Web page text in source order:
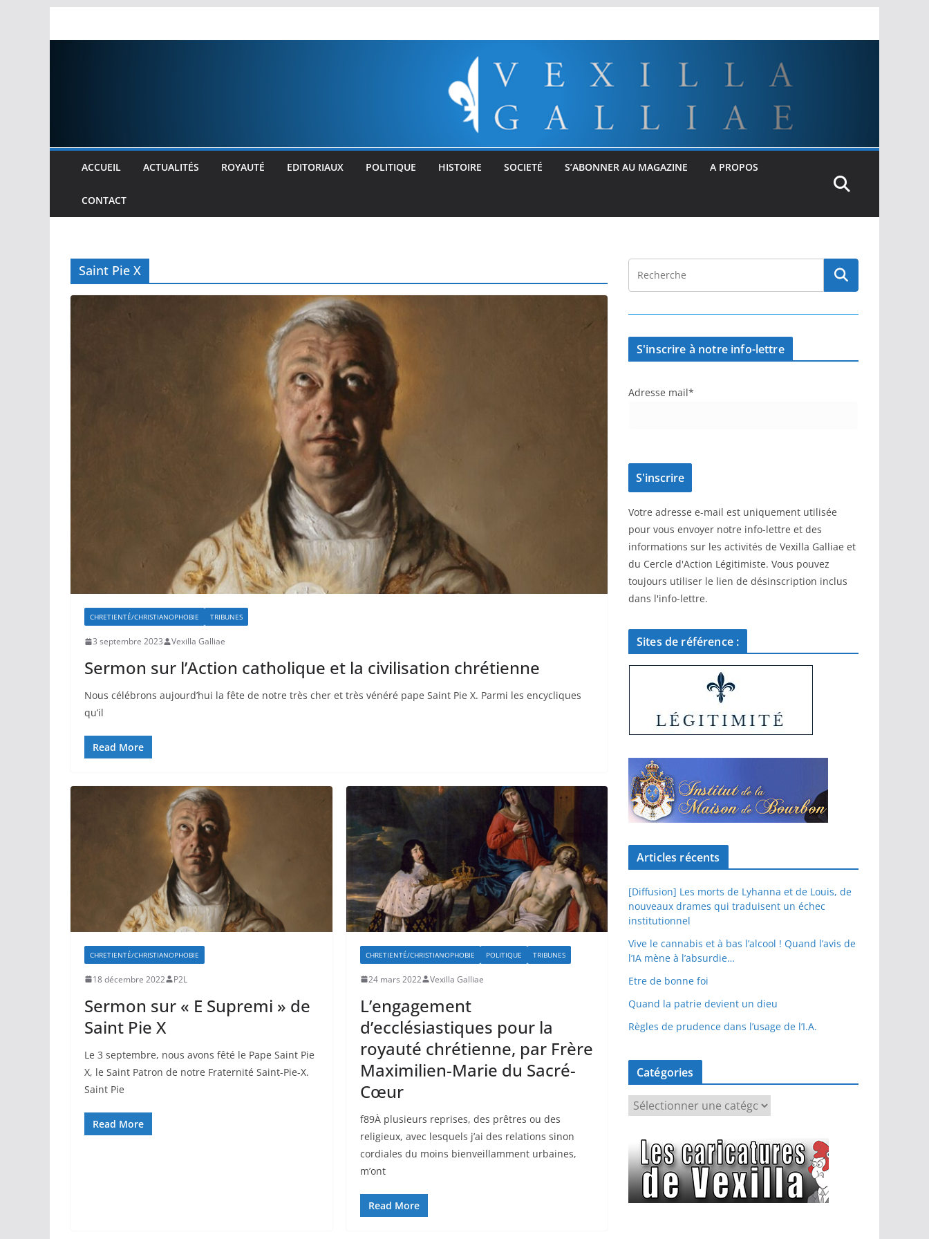
ACCUEIL ACTUALITÉS ROYAUTÉ EDITORIAUX POLITIQUE HISTOIRE SOCIETÉ S’ABONNER AU MAGAZINE A PROPOS
CONTACT
Saint Pie X
CHRETIENTÉ/CHRISTIANOPHOBIE TRIBUNES
3 septembre 2023 Vexilla Galliae
Sermon sur l’Action catholique et la civilisation chrétienne
Nous célébrons aujourd’hui la fête de notre très cher et très vénéré pape Saint Pie X. Parmi les encycliques
qu’il
Read More
CHRETIENTÉ/CHRISTIANOPHOBIE
18 décembre 2022 P2L
Sermon sur « E Supremi » de
Saint Pie X
Le 3 septembre, nous avons fêté le Pape Saint Pie
X, le Saint Patron de notre Fraternité Saint-Pie-X.
Saint Pie
Read More
CHRETIENTÉ/CHRISTIANOPHOBIE POLITIQUE TRIBUNES
24 mars 2022 Vexilla Galliae
L’engagement
d’ecclésiastiques pour la
royauté chrétienne, par Frère
Maximilien-Marie du Sacré-
Cœur
f89À plusieurs reprises, des prêtres ou des
religieux, avec lesquels j’ai des relations sinon
cordiales du moins bienveillamment urbaines,
m’ont
Read More
S'inscrire à notre info-lettre
Adresse mail*
Votre adresse e-mail est uniquement utilisée
pour vous envoyer notre info-lettre et des
informations sur les activités de Vexilla Galliae et
du Cercle d'Action Légitimiste. Vous pouvez
toujours utiliser le lien de désinscription inclus
dans l'info-lettre.
Sites de référence :
Articles récents
[Diffusion] Les morts de Lyhanna et de Louis, de
nouveaux drames qui traduisent un échec
institutionnel
Vive le cannabis et à bas l’alcool ! Quand l’avis de
l’IA mène à l’absurdie…
Etre de bonne foi
Quand la patrie devient un dieu
Règles de prudence dans l’usage de l’I.A.
Catégories
é
g
o
r